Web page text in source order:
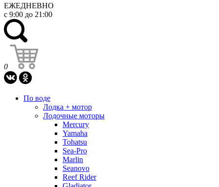
ЕЖЕДНЕВНО
с 9:00 до 21:00
0
По воде
Лодка + мотор
Лодочные моторы
Mercury
Yamaha
Tohatsu
Sea-Pro
Marlin
Seanovo
Reef Rider